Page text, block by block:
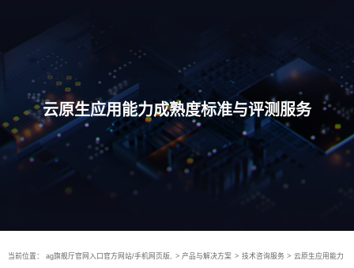
云原生应用能力成熟度标准与评测服务
当前位置： ag旗舰厅官网入口官方网站/手机网页版, > 产品与解决方案 > 技术咨询服务 > 云原生应用能力